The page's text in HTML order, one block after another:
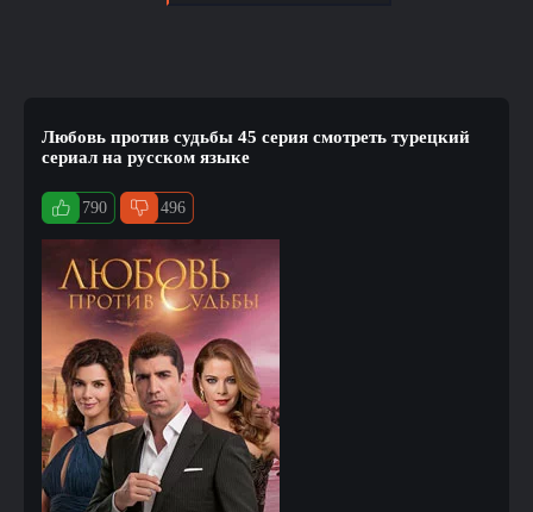
Любовь против судьбы 45 серия смотреть турецкий
сериал на русском языке
790 496